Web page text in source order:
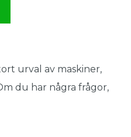
urval av maskiner,
du har några frågor,